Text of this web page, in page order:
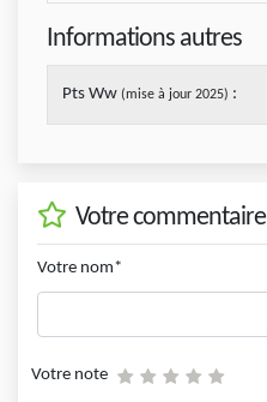
Informations autres
Pts Ww (mise à jour 2025) :
Votre commentaire
Votre nom*
Votre note